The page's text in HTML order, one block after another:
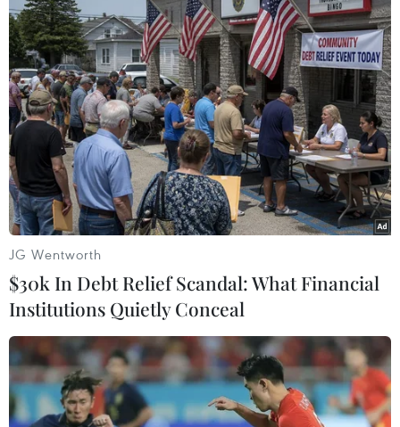
#Quỹ đầu tư Nhà nước Malaysia (1MDB)
#Tiền bồi thường
#Goldman Sachs
#Thủ tướng Najib Razak
#Tiền tham nhũng
Malaysia
Mỹ
Theo dõi VietnamPlus
JG Wentworth
$30k In Debt Relief Scandal: What Financial
Institutions Quietly Conceal